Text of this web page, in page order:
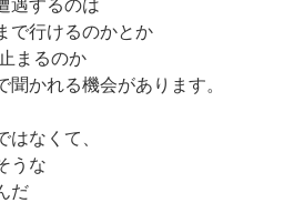
遇するのは
で行けるのかとか
まるのか
聞かれる機会があります。
はなくて、
うな
だ